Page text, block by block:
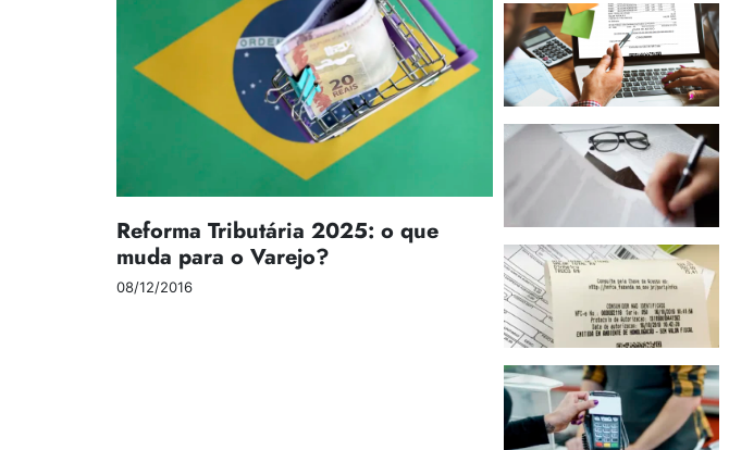
Reforma Tributária 2025: o que
muda para o Varejo?
08/12/2016